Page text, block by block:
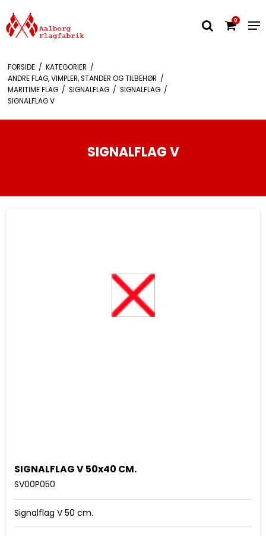
0
FORSIDE / KATEGORIER /
ANDRE FLAG, VIMPLER, STANDER OG TILBEHØR /
MARITIME FLAG / SIGNALFLAG / SIGNALFLAG /
SIGNALFLAG V
SIGNALFLAG V
SIGNALFLAG V 50x40 CM.
SV00P050
Signalflag V 50 cm.